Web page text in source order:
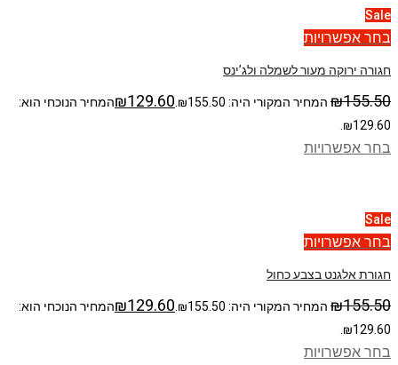
Sale
בחר אפשרויות
חגורה ירוקה מעור לשמלה ולג’ינס
₪155.50 המחיר המקורי היה: ₪155.50. ₪129.60
המחיר הנוכחי הוא:
₪129.60.
בחר אפשרויות
Sale
בחר אפשרויות
חגורת אלגנט בצבע כחול
₪155.50 המחיר המקורי היה: ₪155.50. ₪129.60
המחיר הנוכחי הוא:
₪129.60.
בחר אפשרויות